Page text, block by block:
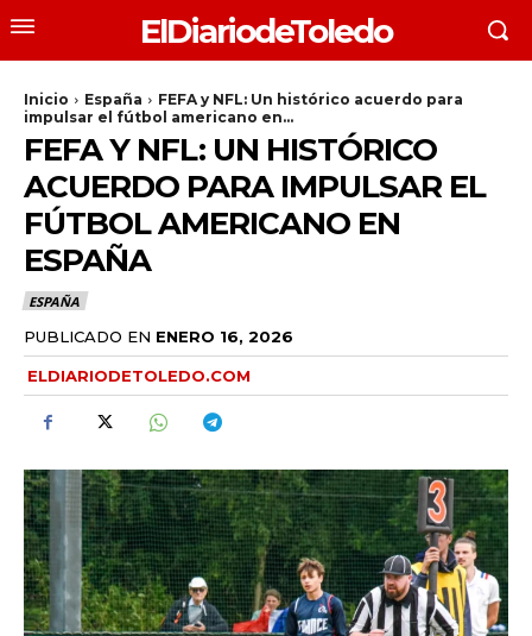
ElDiariodeToledo
Inicio España
FEFA y NFL: Un histórico acuerdo para
impulsar el fútbol americano en...
FEFA Y NFL: UN HISTÓRICO
ACUERDO PARA IMPULSAR EL
FÚTBOL AMERICANO EN
ESPAÑA
ESPAÑA
PUBLICADO EN ENERO 16, 2026
ELDIARIODETOLEDO.COM